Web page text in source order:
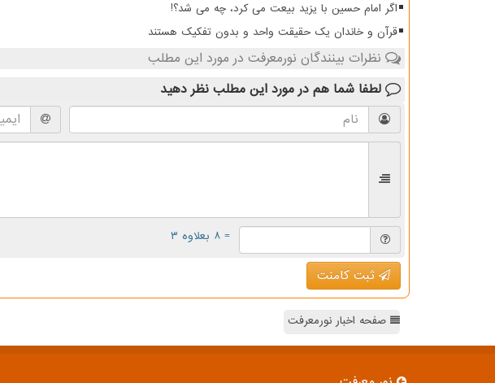
اگر امام حسین با یزید بیعت می کرد، چه می شد؟!
قرآن و خاندان یک حقیقت واحد و بدون تفکیک هستند
نظرات بینندگان نورمعرفت در مورد این مطلب
لطفا شما هم در مورد این مطلب نظر دهید
= ۸ بعلاوه ۳
ثبت کامنت
صفحه اخبار نورمعرفت